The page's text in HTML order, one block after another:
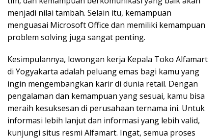
menjadi nilai tambah. Selain itu, kemampuan
menguasai Microsoft Office dan memiliki kemampuan
problem solving juga sangat penting.
Kesimpulannya, lowongan kerja Kepala Toko Alfamart
di Yogyakarta adalah peluang emas bagi kamu yang
ingin mengembangkan karir di dunia retail. Dengan
pengalaman dan kemampuan yang sesuai, kamu bisa
meraih kesuksesan di perusahaan ternama ini. Untuk
informasi lebih lanjut dan informasi yang lebih valid,
kunjungi situs resmi Alfamart. Ingat, semua proses